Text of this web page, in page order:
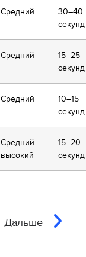
Средний
30–40
секунд
Средний
15–25
секунд
Средний
10–15
секунд
Средний-
высокий
15–20
секунд
Дальше